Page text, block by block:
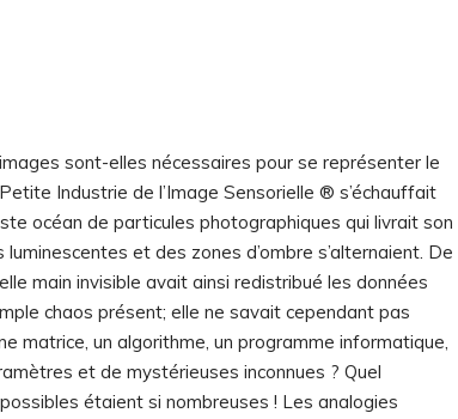
sont-elles nécessaires pour se représenter le
Industrie de l’Image Sensorielle ® s’échauffait
océan de particules photographiques qui livrait son
et des zones d’ombre s’alternaient. De
main invisible avait ainsi redistribué les données
chaos présent; elle ne savait cependant pas
matrice, un algorithme, un programme informatique,
et de mystérieuses inconnues ? Quel
étaient si nombreuses ! Les analogies